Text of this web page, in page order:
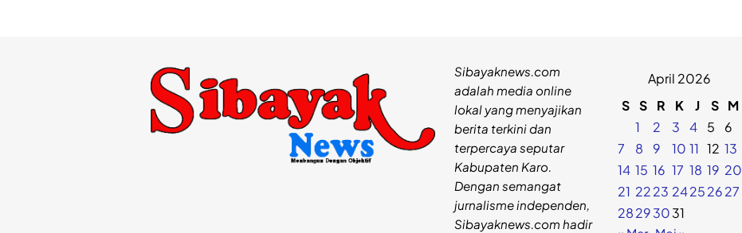
Sibayaknews.com
adalah media online
lokal yang menyajikan
berita terkini dan
terpercaya seputar
Kabupaten Karo.
Dengan semangat
jurnalisme independen,
Sibayaknews.com hadir
April 2026
S S R K J S M
1
2 3 4 5
6
7
8 9 10 11 12 13
14 15 16 17 18 19 20
21 2223 24252627
28293031